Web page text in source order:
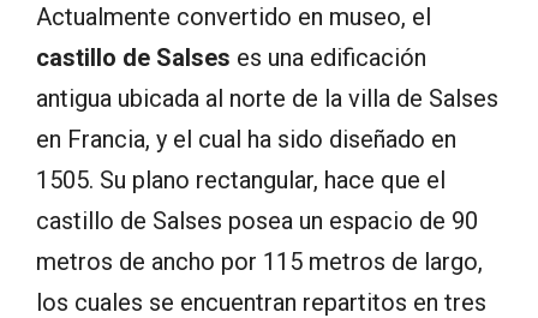
Actualmente convertido en museo, el
castillo de Salses es una edificación
antigua ubicada al norte de la villa de Salses
en Francia, y el cual ha sido diseñado en
1505. Su plano rectangular, hace que el
castillo de Salses posea un espacio de 90
metros de ancho por 115 metros de largo,
los cuales se encuentran repartitos en tres